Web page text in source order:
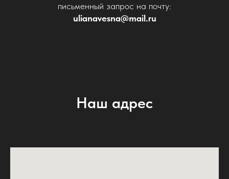
письменный запрос на почту:
ulianavesna@mail.ru
Наш адрес